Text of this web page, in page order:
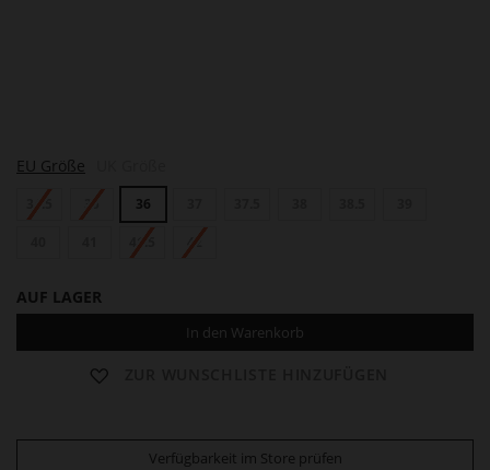
E
EU Größe
34.5 35 36
41.5 42
AUF LAGER
In den Warenkorb
Verfügbarkeit im Store prüfen